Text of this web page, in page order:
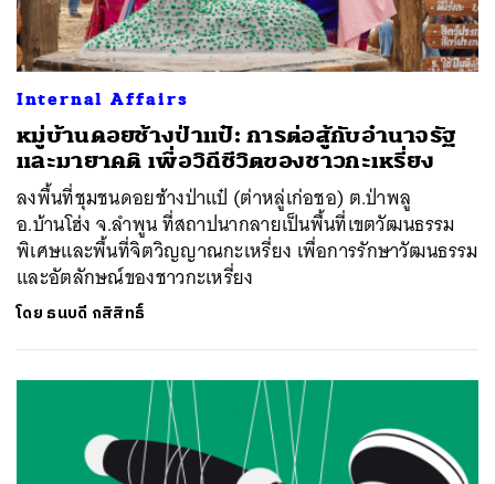
Internal Affairs
หมู่บ้านดอยช้างป่าแป๋: การต่อสู้กับอำนาจรัฐ
และมายาคติ เพื่อวิถีชีวิตของชาวกะเหรี่ยง
ลงพื้นที่ชุมชนดอยช้างป่าแป๋ (ต่าหลู่เก่อชอ) ต.ป่าพลู
อ.บ้านโฮ่ง จ.ลำพูน ที่สถาปนากลายเป็นพื้นที่เขตวัฒนธรรม
พิเศษและพื้นที่จิตวิญญาณกะเหรี่ยง เพื่อการรักษาวัฒนธรรม
และอัตลักษณ์ของชาวกะเหรี่ยง
โดย ธนบดี กสิสิทธิ์